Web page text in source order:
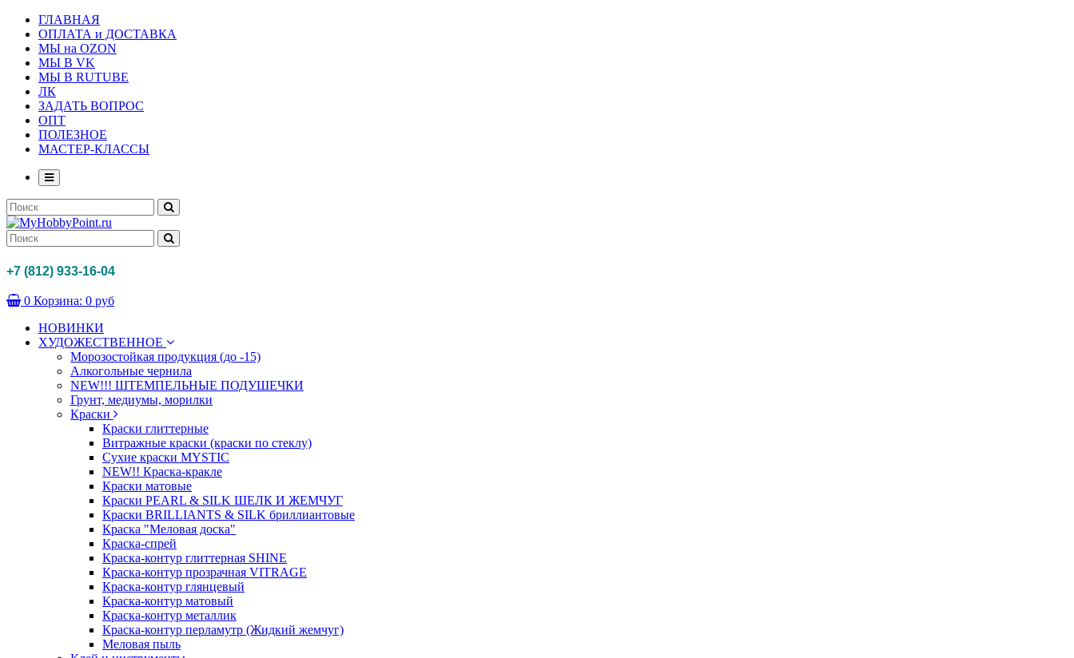
ГЛАВНАЯ
ОПЛАТА и ДОСТАВКА
МЫ на OZON
МЫ В VK
МЫ В RUTUBE
ЛК
ЗАДАТЬ ВОПРОС
ОПТ
ПОЛЕЗНОЕ
МАСТЕР-КЛАССЫ
+7 (812) 933-16-04
0 Корзина: 0 руб
НОВИНКИ
ХУДОЖЕСТВЕННОЕ
Морозостойкая продукция (до -15)
Алкогольные чернила
NEW!!! ШТЕМПЕЛЬНЫЕ ПОДУШЕЧКИ
Грунт, медиумы, морилки
Краски
Краски глиттерные
Витражные краски (краски по стеклу)
Сухие краски MYSTIC
NEW!! Краска-кракле
Краски матовые
Краски PEARL & SILK ШЕЛК И ЖЕМЧУГ
Краски BRILLIANTS & SILK бриллиантовые
Краска "Меловая доска"
Краска-спрей
Краска-контур глиттерная SHINE
Краска-контур прозрачная VITRAGE
Краска-контур глянцевый
Краска-контур матовый
Краска-контур металлик
Краска-контур перламутр (Жидкий жемчуг)
Меловая пыль